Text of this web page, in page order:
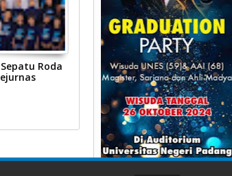
Roda
Dukung Penuh, Pj. Walikota
Payakumbuh Terima Putri Hijab
Sumbar Asal Kenagarian
Auakuniang